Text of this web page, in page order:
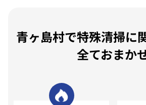
青ヶ島村で特殊清掃に
全ておまか